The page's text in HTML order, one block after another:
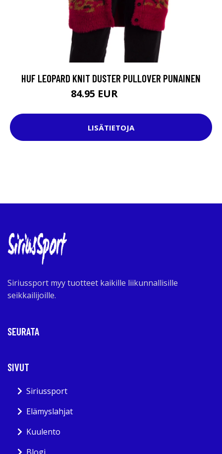
HUF LEOPARD KNIT DUSTER PULLOVER PUNAINEN
84.95 EUR
LISÄTIETOJA
Siriussport myy tuotteet kaikille liikunnallisille
seikkailijoille.
SEURATA
SIVUT
Siriussport
Elämyslahjat
Kuulento